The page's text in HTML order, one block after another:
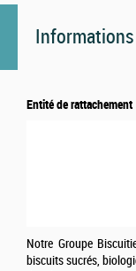
Entité de rattachement
Notre Groupe
biscuits sucrés,